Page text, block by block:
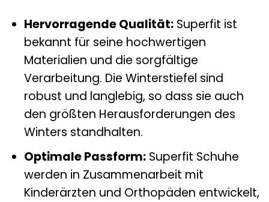
Hervorragende Qualität:Superfit ist
bekannt für seine hochwertigen
Materialien und die sorgfältige
Verarbeitung. Die Winterstiefel sind
robust und langlebig, so dass sie auch
den größten Herausforderungen des
Winters standhalten.
Optimale Passform:Superfit Schuhe
werden in Zusammenarbeit mit
Kinderärzten und Orthopäden entwickelt,